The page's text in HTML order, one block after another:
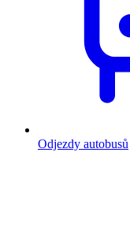
Odjezdy autobusů